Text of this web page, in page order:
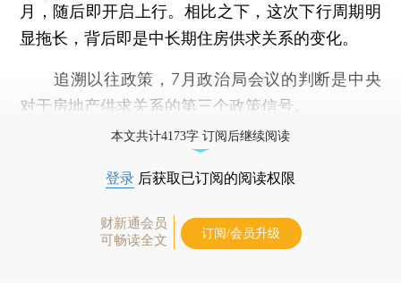
月，随后即开启上行。相比之下，这次下行周期明
显拖长，背后即是中长期住房供求关系的变化。
追溯以往政策，7月政治局会议的判断是中央
对于房地产供求关系的第三个政策信号。
本文共计4173字 订阅后继续阅读
登录 后获取已订阅的阅读权限
财新通会员
可畅读全文
订阅/会员升级